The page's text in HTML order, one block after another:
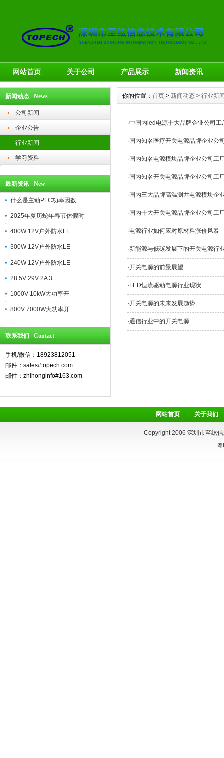
网站首页 关于公司 产品展示 新闻资讯
新闻动态 News
公司新闻
企业公告
行业新闻
学习资料
最新资讯 New
什么是主动PFC功率因数
2025年夏历蛇年春节休假时
400W 12V户外防水LE
300W 12V户外防水LE
240W 12V户外防水LE
28.5V 29V 2A 3
1000V 10kW大功率开
800V 7000W大功率开
联系我们 Contact
手机/微信：18923812051
邮件：sales#topech.com
邮件：zhihonginfo#163.com
你的位置： 首页 > 新闻动态 > 行业新
·中国内led电源十大品牌企业公司工
· 国内知名医疗开关电源品牌企业公
· 国内知名电源模块品牌企业公司工
· 国内知名开关电源品牌企业公司工
· 国内三大品牌高温测井电源模块企
· 国内十大开关电源品牌企业公司工
·电源行业如何应对原材料涨价风暴
·新能源与低碳发展下的开关电源行
·开关电源的前景展望
· LED恒流驱动电源行业现状
·开关电源的未来发展趋势
·通信行业中的开关电源
网站首页 关于我们
Copyright 2006 深圳市至纮